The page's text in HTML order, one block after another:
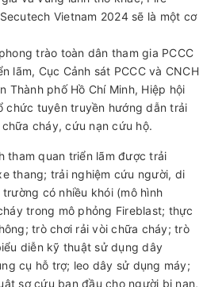
Vietnam 2024 sẽ là một cơ
trào toàn dân tham gia PCCC
lãm, Cục Cảnh sát PCCC và CNCH
Thành phố Hồ Chí Minh, Hiệp hội
chức tuyên truyền hướng dẫn trải
cháy, cứu nạn cứu hộ.
tham quan triển lãm được trải
thang; trải nghiệm cứu người, di
có nhiều khói (mô hình
trong mô phỏng Fireblast; thực
trò chơi rải vòi chữa cháy; trò
diễn kỹ thuật sử dụng dây
cụ hỗ trợ; leo dây sử dụng máy;
sơ cứu ban đầu cho người bị nạn,